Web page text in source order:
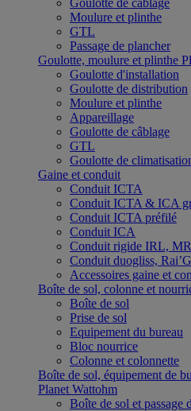
Goulotte de câblage
Moulure et plinthe
GTL
Passage de plancher
Goulotte, moulure et plinthe
Goulotte d'installation
Goulotte de distribution
Moulure et plinthe
Appareillage
Goulotte de câblage
GTL
Goulotte de
Gaine et conduit
Conduit ICTA
Conduit ICTA & ICA
Conduit ICTA préfilé
Conduit ICA
Conduit rigide IRL,
Conduit duogliss,
Accessoires gaine et
Boîte de sol, colonne et
Boîte de sol
Prise de sol
Equipement du bureau
Bloc nourrice
Colonne et colonnette
Boîte de sol, équipement de
Planet Wattohm
Boîte de sol et passage